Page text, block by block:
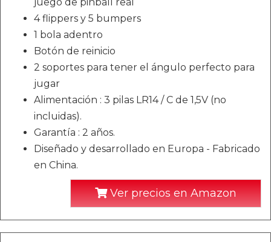
4 flippers y 5 bumpers
1 bola adentro
Botón de reinicio
2 soportes para tener el ángulo perfecto para
jugar
Alimentación : 3 pilas LR14 / C de 1,5V (no
incluidas).
Garantía : 2 años.
Diseñado y desarrollado en Europa - Fabricado
en China.
Ver precios en Amazon